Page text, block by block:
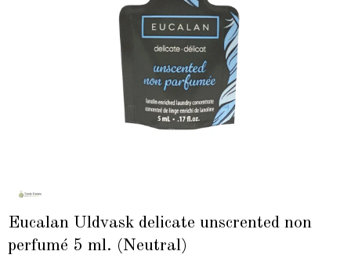
Eucalan Uldvask delicate unscrented non
perfumé 5 ml. (Neutral)